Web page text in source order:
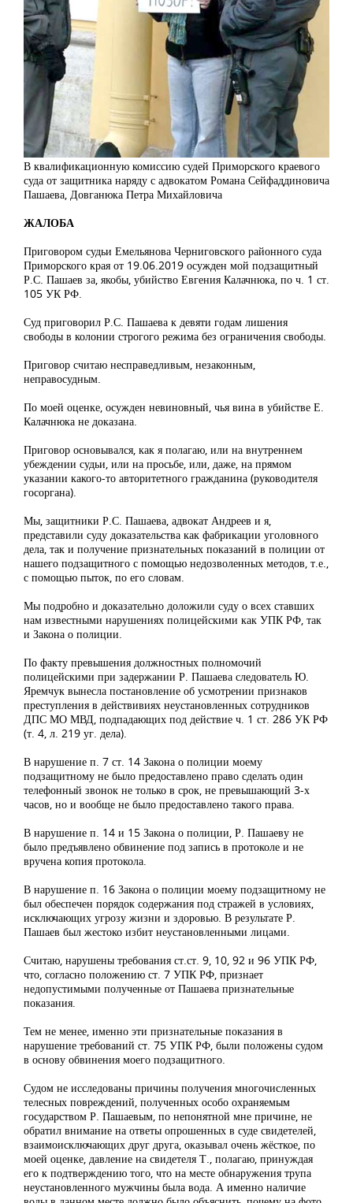
В квалификационную комиссию судей Приморского краевого
суда от защитника наряду с адвокатом Романа Сейфаддиновича
Пашаева, Довганюка Петра Михайловича
ЖАЛОБА
Приговором судьи Емельянова Черниговского районного суда
Приморского края от 19.06.2019 осужден мой подзащитный
Р.С. Пашаев за, якобы, убийство Евгения Калачнюка, по ч. 1 ст.
105 УК РФ.
Суд приговорил Р.С. Пашаева к девяти годам лишения
свободы в колонии строгого режима без ограничения свободы.
Приговор считаю несправедливым, незаконным,
неправосудным.
По моей оценке, осужден невиновный, чья вина в убийстве Е.
Калачнюка не доказана.
Приговор основывался, как я полагаю, или на внутреннем
убеждении судьи, или на просьбе, или, даже, на прямом
указании какого-то авторитетного гражданина (руководителя
госоргана).
Мы, защитники Р.С. Пашаева, адвокат Андреев и я,
представили суду доказательства как фабрикации уголовного
дела, так и получение признательных показаний в полиции от
нашего подзащитного с помощью недозволенных методов, т.е.,
с помощью пыток, по его словам.
Мы подробно и доказательно доложили суду о всех ставших
нам известными нарушениях полицейскими как УПК РФ, так
и Закона о полиции.
По факту превышения должностных полномочий
полицейскими при задержании Р. Пашаева следователь Ю.
Яремчук вынесла постановление об усмотрении признаков
преступления в действивиях неустановленных сотрудников
ДПС МО МВД, подпадающих под действие ч. 1 ст. 286 УК РФ
(т. 4, л. 219 уг. дела).
В нарушение п. 7 ст. 14 Закона о полиции моему
подзащитному не было предоставлено право сделать один
телефонный звонок не только в срок, не превышающий 3-х
часов, но и вообще не было предоставлено такого права.
В нарушение п. 14 и 15 Закона о полиции, Р. Пашаеву не
было предъявлено обвинение под запись в протоколе и не
вручена копия протокола.
В нарушение п. 16 Закона о полиции моему подзащитному не
был обеспечен порядок содержания под стражей в условиях,
исключающих угрозу жизни и здоровью. В результате Р.
Пашаев был жестоко избит неустановленными лицами.
Считаю, нарушены требования ст.ст. 9, 10, 92 и 96 УПК РФ,
что, согласно положению ст. 7 УПК РФ, признает
недопустимыми полученные от Пашаева признательные
показания.
Тем не менее, именно эти признательные показания в
нарушение требований ст. 75 УПК РФ, были положены судом
в основу обвинения моего подзащитного.
Судом не исследованы причины получения многочисленных
телесных повреждений, полученных особо охраняемым
государством Р. Пашаевым, по непонятной мне причине, не
обратил внимание на ответы опрошенных в суде свидетелей,
взаимоисключающих друг друга, оказывал очень жёсткое, по
моей оценке, давление на свидетеля Т., полагаю, принуждая
его к подтверждению того, что на месте обнаружения трупа
неустановленного мужчины была вода. А именно наличие